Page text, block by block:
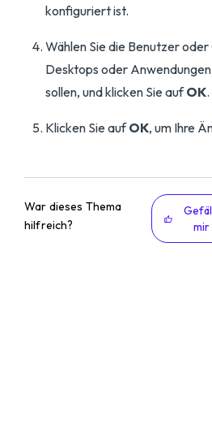
konfiguriert ist.
Wählen Sie die Benutzer
Desktops oder
sollen, und klicken Sie aufOK.
Klicken Sie aufOK, um Ihre
War dieses Thema
hilfreich?
mir